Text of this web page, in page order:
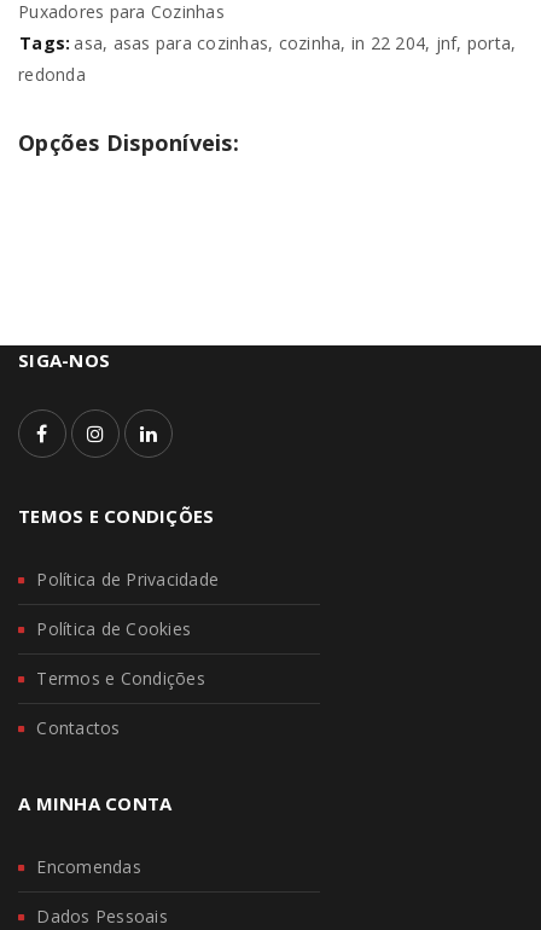
Puxadores para Cozinhas
Tags: asa, asas para cozinhas, cozinha, in 22 204, jnf, porta,
redonda
Opções Disponíveis:
SIGA-NOS
TEMOS E CONDIÇÕES
Política de Privacidade
Política de Cookies
Termos e Condições
Contactos
A MINHA CONTA
Encomendas
Dados Pessoais